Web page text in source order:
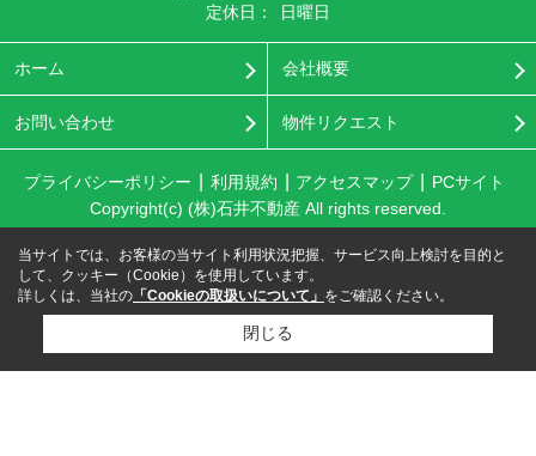
定休日：
日曜日
ホーム 会社概要
お問い合わせ 物件リクエスト
プライバシーポリシー 利用規約 アクセスマップ
PCサイト
Copyright(c) (株)石井不動産 All rights reserved.
当サイトでは、お客様の当サイト利用状況把握、サービス向上検討を目的と
して、クッキー（Cookie）を使用しています。
詳しくは、当社の 「Cookieの取扱いについて」 をご確認ください。
閉じる